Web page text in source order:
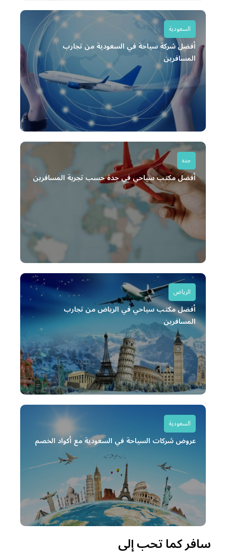
أفضل شركة سياحة في السعودية من تجارب
المسافرين
السعودية
أفضل مكتب سياحي في جدة حسب تجربة المسافرين
جده
أفضل مكتب سياحي في الرياض من تجارب
المسافرين
الرياض
عروض شركات السياحة في السعودية مع أكواد الخصم
السعودية
سافر كما تحب إلى